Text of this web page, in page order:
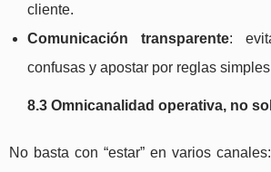
cliente.
Comunicación transparente:
confusas y apostar por reglas
8.3 Omnicanalidad operativa, no
No basta con “estar” en varios